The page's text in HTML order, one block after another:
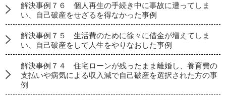
解決事例７６ 個人再生の手続き中に事故に遭ってしま
い、自己破産をせざるを得なかった事例
解決事例７５ 生活費のために徐々に借金が増えてしま
い、自己破産をして人生をやりなおした事例
解決事例７４ 住宅ローンが残ったまま離婚し、養育費の
支払いや病気による収入減で自己破産を選択された方の事
例